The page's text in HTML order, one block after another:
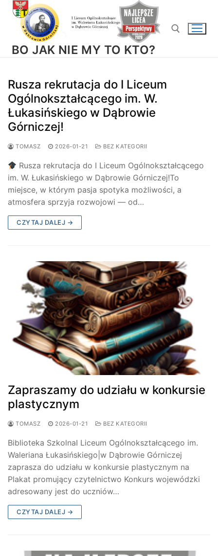
Przejdź
BO JAK NIE MY TO KTO?
Rusza rekrutacja do I Liceum
Ogólnokształcącego im. W.
Łukasińskiego w Dąbrowie
Górniczej!
TOMASZ 2026-01-21 BEZ KATEGORII
Rusza rekrutacja do I Liceum Ogólnokształcącego
im. W. Łukasińskiego w Dąbrowie Górniczej!To
miejsce, w którym pasja spotyka możliwości, a
atmosfera sprzyja rozwojowi — od…
CZYTAJ DALEJ →
Zapraszamy do udziału w konkursie
plastycznym
TOMASZ 2026-01-21 BEZ KATEGORII
Biblioteka SzkolnaI Liceum Ogólnokształcącego im.
Waleriana Łukasińskiego|w Dąbrowie Górniczej
zaprasza do udziału w konkursie plastycznym na
Plakat promujący czytelnictwo Konkurs wojewódzki
adresowany jest do uczniów…
CZYTAJ DALEJ →